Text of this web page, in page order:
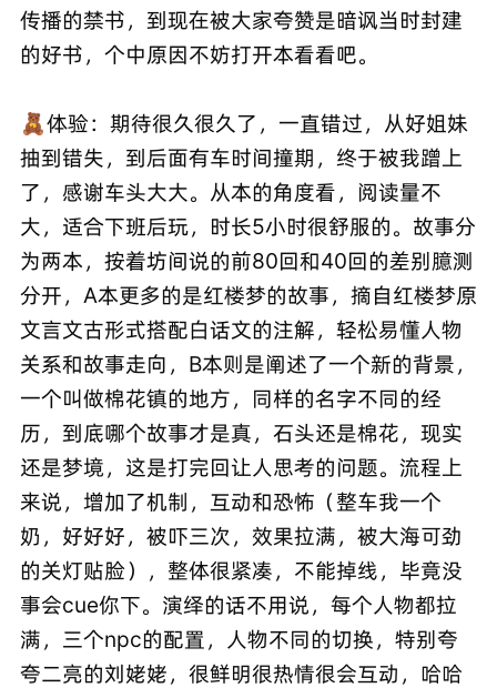
传播的禁书，到现在被大家夸赞是暗讽当时封建
的好书，个中原因不妨打开本看看吧。
🧸体验：期待很久很久了，一直错过，从好姐妹
抽到错失，到后面有车时间撞期，终于被我蹭上
了，感谢车头大大。从本的角度看，阅读量不
大，适合下班后玩，时长5小时很舒服的。故事分
为两本，按着坊间说的前80回和40回的差别臆测
分开，A本更多的是红楼梦的故事，摘自红楼梦原
文言文古形式搭配白话文的注解，轻松易懂人物
关系和故事走向，B本则是阐述了一个新的背景，
一个叫做棉花镇的地方，同样的名字不同的经
历，到底哪个故事才是真，石头还是棉花，现实
还是梦境，这是打完回让人思考的问题。流程上
来说，增加了机制，互动和恐怖（整车我一个
奶，好好好，被吓三次，效果拉满，被大海可劲
的关灯贴脸），整体很紧凑，不能掉线，毕竟没
事会cue你下。演绎的话不用说，每个人物都拉
满，三个npc的配置，人物不同的切换，特别夸
夸二亮的刘姥姥，很鲜明很热情很会互动，哈哈